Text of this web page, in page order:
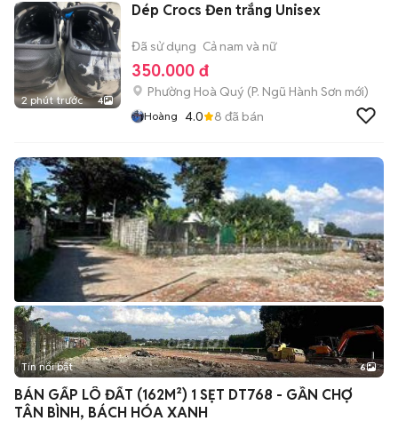
2 phút trước 4
Dép Crocs Đen trắng Unisex
Đã sử dụng Cả nam và nữ
350.000 đ
Phường Hoà Quý (P. Ngũ Hành Sơn mới)
Hoàng 4.0 8 đã bán
+2
Tin nổi bật 6
BÁN GẤP LÔ ĐẤT (162M²) 1 SẸT DT768 - GẦN CHỢ
TÂN BÌNH, BÁCH HÓA XANH